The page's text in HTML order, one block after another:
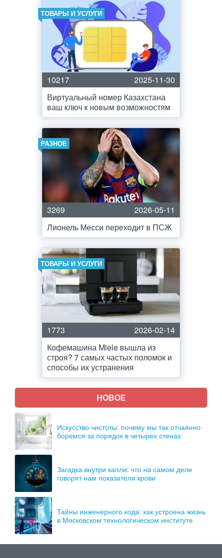
ТОВАРЫ И УСЛУГИ
10217
2025-11-30
Виртуальный номер Казахстана
ваш ключ к новым возможностям
РАЗНОЕ
3269
2026-05-11
Лионель Месси переходит в ПСЖ
ТОВАРЫ И УСЛУГИ
1773
2026-02-14
Кофемашина Miele вышла из
строя? 7 самых частых поломок и
способы их устранения
НОВОЕ
Искусство чистоты: почему мы так отчаянно
боремся за порядок в четырех стенах
Загадка внутри капли: что на самом деле
говорят нам показатели крови
Тайны инженерного кода: как устроена жизнь
в Московском технологическом институте